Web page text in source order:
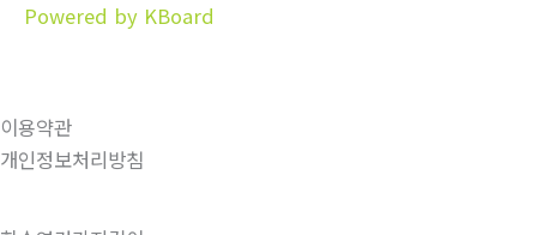
Powered by KBoard
이용약관
개인정보처리방침